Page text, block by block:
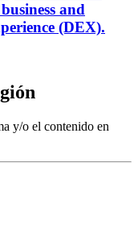
and
(DEX).
y/o el contenido en